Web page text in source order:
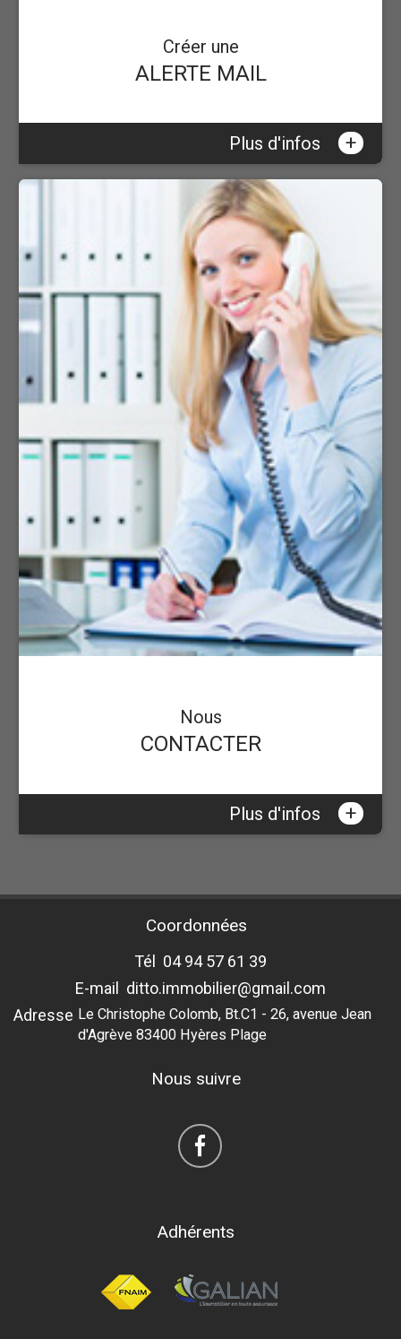
Créer une
ALERTE MAIL
Plus d'infos +
Nous
CONTACTER
Plus d'infos +
Coordonnées
Tél 04 94 57 61 39
E-mail ditto.immobilier@gmail.com
Adresse Le Christophe Colomb, Bt.C1 - 26, avenue Jean
d'Agrève 83400 Hyères Plage
Nous suivre
Adhérents